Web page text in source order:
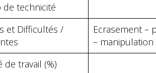
de technicité
et Difficultés /
Ecrasement –
– manipulation
de travail (%)